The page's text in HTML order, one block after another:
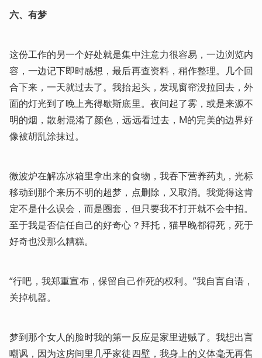
六、有梦
这份工作的另一个好处就是集中注意力很容易，一边浏览内
容，一边记下即时感想，最后再查资料，稍作整理。几个回
合下来，一天就过去了。我抬起头，发现窗帘没拉回去，外
面的灯光到了晚上亮得歇斯底里。夜间起了雾，或是来源不
明的烟，散射混淆了颜色，远远看过去，M的完美的边界好
像被胡乱涂抹过。
微波炉在解冻冰箱里拿出来的食物，我吞下营养药丸，光标
移动到那个来历不明的超梦，点删除，又取消。我觉得这肯
定不是什么误会，而是圈套，但只要我不打开就不会中招。
至于我是否信任自己的好奇心？拜托，猫早晚都得死，死于
好奇也没那么糟糕。
“行吧，我郑重宣布，保留自己作死的权利。”我自言自语，
关掉机器。
梦到那个女人的脸时我的第一反应是家里进贼了。我想出言
嘲讽，因为这房间里几乎家徒四壁，我身上的义体毫无再售